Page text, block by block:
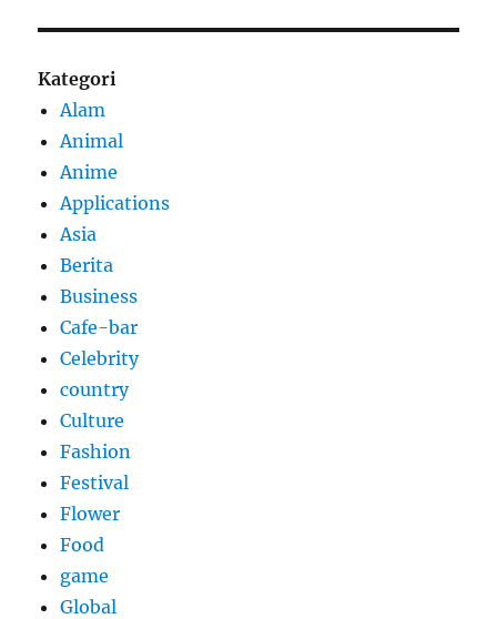
Kategori
Alam
Animal
Anime
Applications
Asia
Berita
Business
Cafe-bar
Celebrity
country
Culture
Fashion
Festival
Flower
Food
game
Global